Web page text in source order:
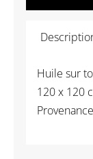
Huile sur
120 x 120